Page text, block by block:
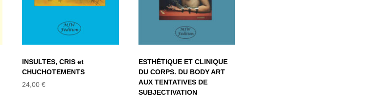
INSULTES, CRIS et
CHUCHOTEMENTS
24,00€
ESTHÉTIQUE ET CLINIQUE
DU CORPS. DU BODY ART
AUX TENTATIVES DE
SUBJECTIVATION